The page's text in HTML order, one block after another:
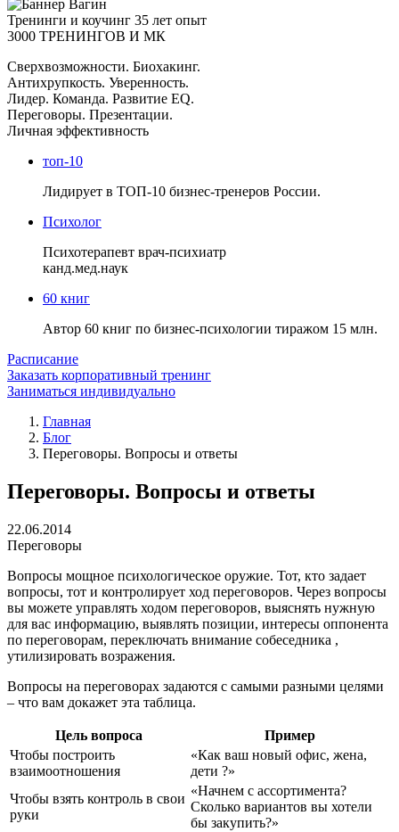
Тренинги и коучинг 35 лет опыт
3000 ТРЕНИНГОВ И МК
Сверхвозможности. Биохакинг.
Антихрупкость. Уверенность.
Лидер. Команда. Развитие EQ.
Переговоры. Презентации.
Личная эффективность
топ-10
Лидирует в ТОП-10 бизнес-тренеров России.
Психолог
Психотерапевт врач-психиатр
канд.мед.наук
60 книг
Автор 60 книг по бизнес-психологии тиражом 15 млн.
Расписание
Заказать корпоративный тренинг
Заниматься индивидуально
Главная
Блог
Переговоры. Вопросы и ответы
Переговоры. Вопросы и ответы
22.06.2014
Переговоры
Вопросы мощное психологическое оружие. Тот, кто задает
вопросы, тот и контролирует ход переговоров. Через вопросы
вы можете управлять ходом переговоров, выяснять нужную
для вас информацию, выявлять позиции, интересы оппонента
по переговорам, переключать внимание собеседника ,
утилизировать возражения.
Вопросы на переговорах задаются с самыми разными целями
– что вам докажет эта таблица.
Цель вопроса
Пример
Чтобы построить
взаимоотношения
«Как ваш новый офис, жена,
дети ?»
Чтобы взять контроль в свои
руки
«Начнем с ассортимента?
Сколько вариантов вы хотели
бы закупить?»